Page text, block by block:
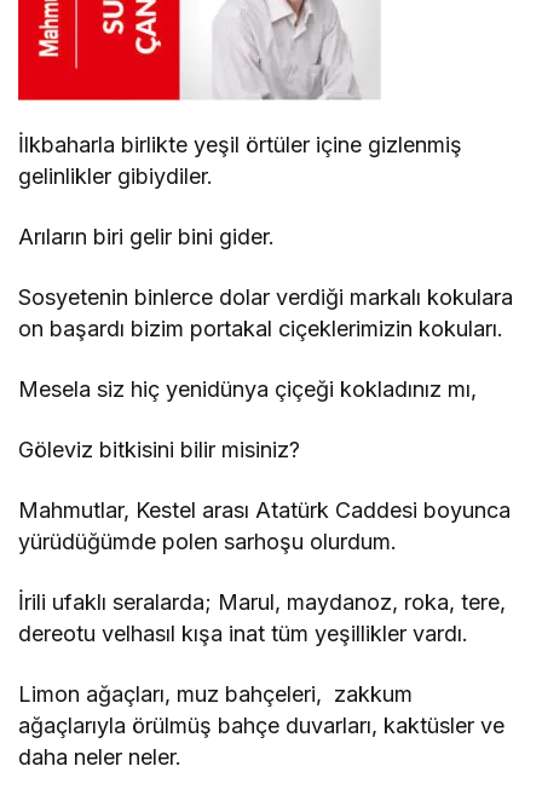
İlkbaharla birlikte yeşil örtüler içine gizlenmiş
gelinlikler gibiydiler.
Arıların biri gelir bini gider.
Sosyetenin binlerce dolar verdiği markalı kokulara
on başardı bizim portakal ciçeklerimizin kokuları.
Mesela siz hiç yenidünya çiçeği kokladınız mı,
Göleviz bitkisini bilir misiniz?
Mahmutlar, Kestel arası Atatürk Caddesi boyunca
yürüdüğümde polen sarhoşu olurdum.
İrili ufaklı seralarda; Marul, maydanoz, roka, tere,
dereotu velhasıl kışa inat tüm yeşillikler vardı.
Limon ağaçları, muz bahçeleri, zakkum
ağaçlarıyla örülmüş bahçe duvarları, kaktüsler ve
daha neler neler.